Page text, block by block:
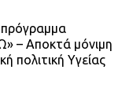
πρόγραμμα
– Αποκτά μόνιμη
πολιτική Υγείας